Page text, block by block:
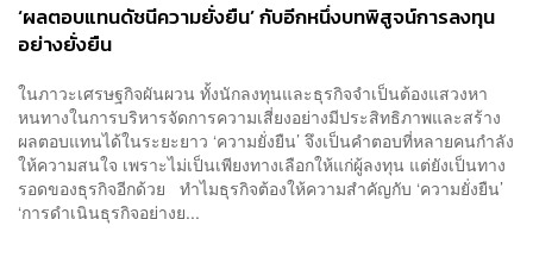
‘ผลตอบแทนดัชนีความยั่งยืน’ กับอีกหนึ่งบทพิสูจน์การลงทุน
อย่างยั่งยืน
ในภาวะเศรษฐกิจผันผวน ทั้งนักลงทุนและธุรกิจจำเป็นต้องแสวงหา
หนทางในการบริหารจัดการความเสี่ยงอย่างมีประสิทธิภาพและสร้าง
ผลตอบแทนได้ในระยะยาว ‘ความยั่งยืน’ จึงเป็นคำตอบที่หลายคนกำลัง
ให้ความสนใจ เพราะไม่เป็นเพียงทางเลือกให้แก่ผู้ลงทุน แต่ยังเป็นทาง
รอดของธุรกิจอีกด้วย ทำไมธุรกิจต้องให้ความสำคัญกับ ‘ความยั่งยืน’
‘การดำเนินธุรกิจอย่างย...